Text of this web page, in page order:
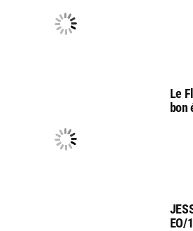
Le
bon
EO/